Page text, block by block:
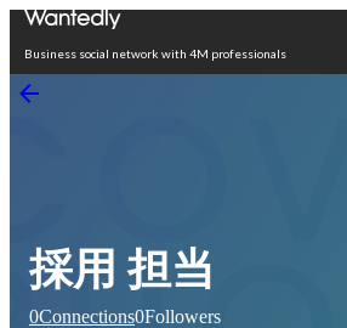
Business social network with 4M professionals
採用 担当
0Connections0Followers